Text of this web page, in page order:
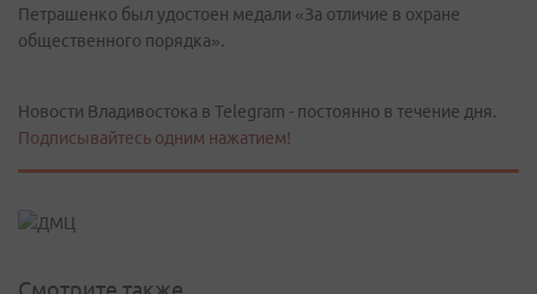
Петрашенко был удостоен медали «За отличие в охране
общественного порядка».
Новости Владивостока в Telegram - постоянно в течение дня.
Подписывайтесь одним нажатием!